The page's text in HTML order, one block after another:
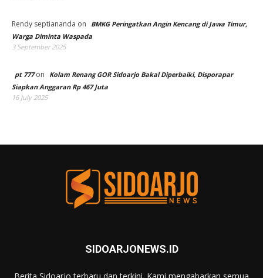
Rendy septiananda on
BMKG Peringatkan Angin Kencang di Jawa Timur,
Warga Diminta Waspada
3 September 2025
pt 777on
Kolam Renang GOR Sidoarjo Bakal Diperbaiki, Disporapar
Siapkan Anggaran Rp 467 Juta
16 July 2025
SIDOARJONEWS.ID